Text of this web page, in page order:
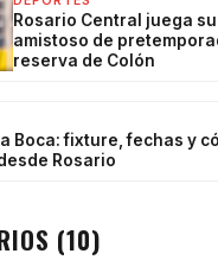
Rosario Central juega
amistoso de
reserva de Colón
Boca: fixture, fechas y
Rosario
(10)